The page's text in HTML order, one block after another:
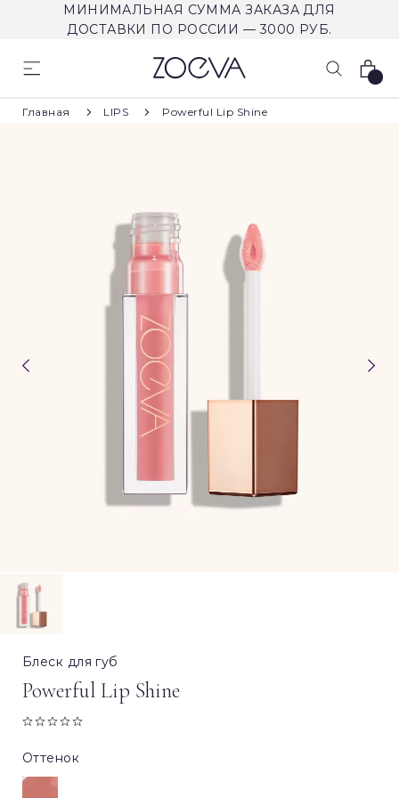
МИНИМАЛЬНАЯ СУММА ЗАКАЗА ДЛЯ
ДОСТАВКИ ПО РОССИИ — 3000 РУБ.
Корзина
Главная LIPS Powerful Lip Shine
Блеск для губ
Powerful Lip Shine
Оттенок